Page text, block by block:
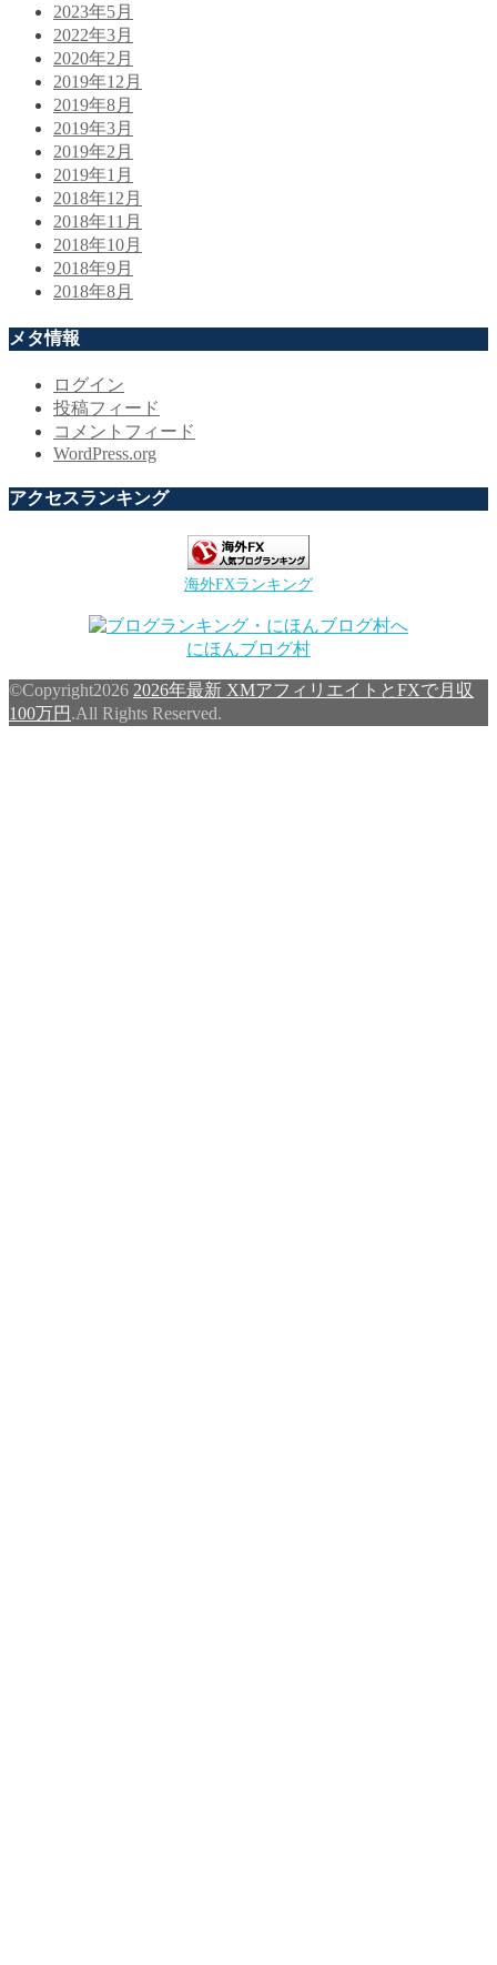
2023年5月
2022年3月
2020年2月
2019年12月
2019年8月
2019年3月
2019年2月
2019年1月
2018年12月
2018年11月
2018年10月
2018年9月
2018年8月
メタ情報
ログイン
投稿フィード
コメントフィード
WordPress.org
アクセスランキング
海外FXランキング
にほんブログ村
©Copyright2026 2026年最新 XMアフィリエイトとFXで月収
100万円 .All Rights Reserved.